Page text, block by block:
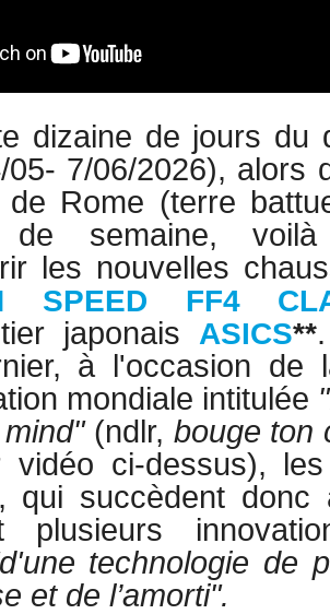
dizaine de jours du
05- 7/06/2026), alors
de Rome (terre
semaine, voilà
les nouvelles
SPEED FF4
japonais ASICS**
à l'occasion de
mondiale intitulée
mind"(ndlr, bouge ton
vidéo ci-dessus),
qui succèdent donc
plusieurs
technologie de
et de l’amorti".